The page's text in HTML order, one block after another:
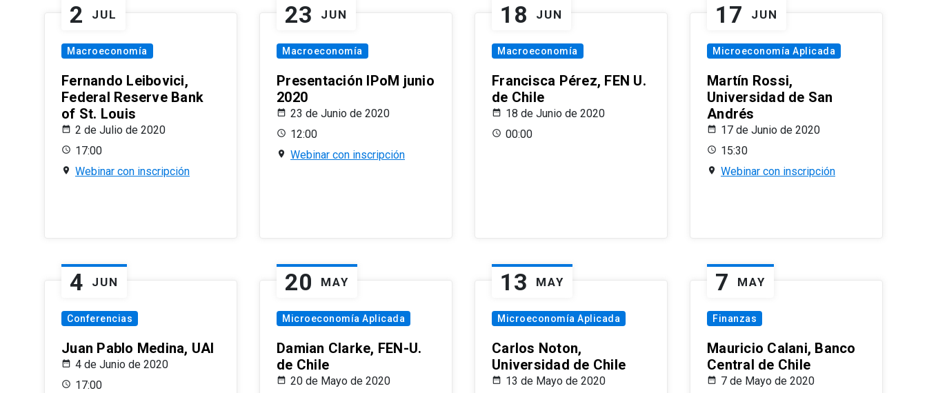
2 JUL
Macroeconomía
Fernando Leibovici,
Federal Reserve Bank
of St. Louis
2 de Julio de 2020
17:00
Webinar con inscripción
23 JUN
Macroeconomía
Presentación IPoM junio
2020
23 de Junio de 2020
12:00
Webinar con inscripción
18 JUN
Macroeconomía
Francisca Pérez, FEN U.
de Chile
18 de Junio de 2020
00:00
17 JUN
Microeconomía Aplicada
Martín Rossi,
Universidad de San
Andrés
17 de Junio de 2020
15:30
Webinar con inscripción
4 JUN
Conferencias
Juan Pablo Medina, UAI
4 de Junio de 2020
17:00
20 MAY
Microeconomía Aplicada
Damian Clarke, FEN-U.
de Chile
20 de Mayo de 2020
13 MAY
Microeconomía Aplicada
Carlos Noton,
Universidad de Chile
13 de Mayo de 2020
7 MAY
Finanzas
Mauricio Calani, Banco
Central de Chile
7 de Mayo de 2020